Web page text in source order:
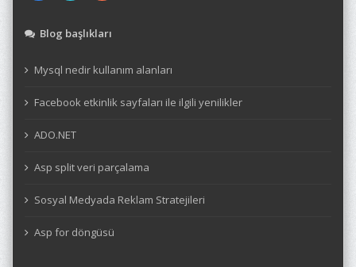
Blog başlıkları
Mysql nedir kullanım alanları
Facebook etkinlik sayfaları ile ilgili yenilikler
ADO.NET
Asp split veri parçalama
Sosyal Medyada Reklam Stratejileri
Asp for döngüsü